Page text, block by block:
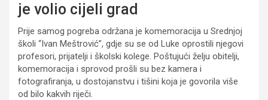
je volio cijeli grad
Prije samog pogreba održana je komemoracija u Srednjoj
školi “Ivan Meštrović”, gdje su se od Luke oprostili njegovi
profesori, prijatelji i školski kolege. Poštujući želju obitelji,
komemoracija i sprovod prošli su bez kamera i
fotografiranja, u dostojanstvu i tišini koja je govorila više
od bilo kakvih riječi.